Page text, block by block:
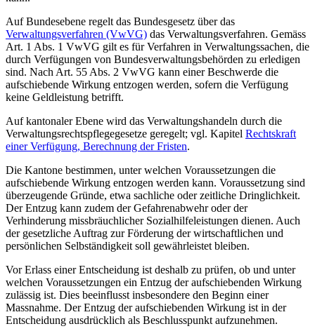
Auf Bundesebene regelt das Bundesgesetz über das
Verwaltungsverfahren (VwVG) das Verwaltungsverfahren. Gemäss
Art. 1 Abs. 1 VwVG gilt es für Verfahren in Verwaltungssachen, die
durch Verfügungen von Bundesverwaltungsbehörden zu erledigen
sind. Nach Art. 55 Abs. 2 VwVG kann einer Beschwerde die
aufschiebende Wirkung entzogen werden, sofern die Verfügung
keine Geldleistung betrifft.
Auf kantonaler Ebene wird das Verwaltungshandeln durch die
Verwaltungsrechtspflegegesetze geregelt; vgl. Kapitel Rechtskraft
einer Verfügung, Berechnung der Fristen.
Die Kantone bestimmen, unter welchen Voraussetzungen die
aufschiebende Wirkung entzogen werden kann. Voraussetzung sind
überzeugende Gründe, etwa sachliche oder zeitliche Dringlichkeit.
Der Entzug kann zudem der Gefahrenabwehr oder der
Verhinderung missbräuchlicher Sozialhilfeleistungen dienen. Auch
der gesetzliche Auftrag zur Förderung der wirtschaftlichen und
persönlichen Selbständigkeit soll gewährleistet bleiben.
Vor Erlass einer Entscheidung ist deshalb zu prüfen, ob und unter
welchen Voraussetzungen ein Entzug der aufschiebenden Wirkung
zulässig ist. Dies beeinflusst insbesondere den Beginn einer
Massnahme. Der Entzug der aufschiebenden Wirkung ist in der
Entscheidung ausdrücklich als Beschlusspunkt aufzunehmen.